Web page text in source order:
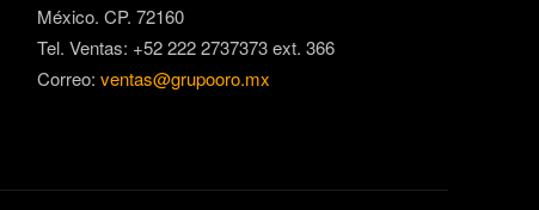
México. CP. 72160
Tel. Ventas: +52 222 2737373 ext. 366
Correo: ventas@grupooro.mx